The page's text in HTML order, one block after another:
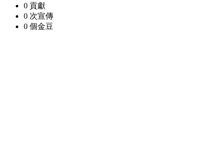
0 貢獻
0 次宣傳
0 個金豆